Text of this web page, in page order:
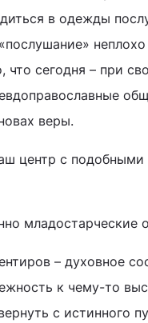
в одежды
что сегодня – при
веры.
центр с
младостарческие
– духовное
к чему-то
с истинного